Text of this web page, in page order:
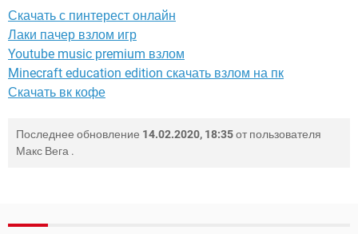
Скачать с пинтерест онлайн
Лаки пачер взлом игр
Youtube music premium взлом
Minecraft education edition скачать взлом на пк
Скачать вк кофе
Последнее обновление 14.02.2020, 18:35от пользователя
Макс Вега .